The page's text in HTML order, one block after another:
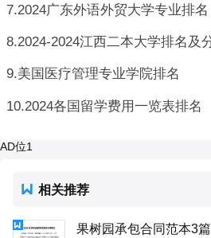
7.2024广东外语外贸大学专业排名
8.2024-2024江西二本大学排名及
9.美国医疗管理专业学院排名
10.2024各国留学费用一览表排名
AD位1
相关推荐
果树园承包合同范本3篇